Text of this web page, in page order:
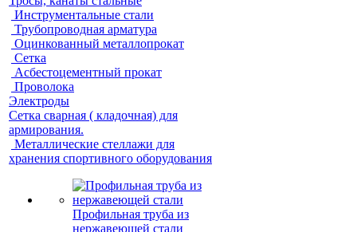
Инструментальные стали
Трубопроводная арматура
Оцинкованный металлопрокат
Сетка
Асбестоцементный прокат
Проволока
Электроды
Сетка сварная ( кладочная) для
армирования.
Металлические стеллажи для
хранения спортивного оборудования
Профильная труба из
нержавеющей стали